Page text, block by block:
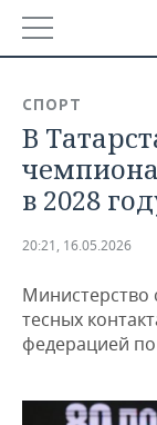
ТАТАРСТАН
НОВОСТИ
АНАЛИТИКА
ДЕКЛАРАЦИИ
КОРОЛИ
НОВОСТИ
ФИНАНСЫ
НОВОСТИ
АГРОПРОМ
СПОРТ
В
в 2028
20:21, 16.05.2026
Министерство
тесных
федерацией